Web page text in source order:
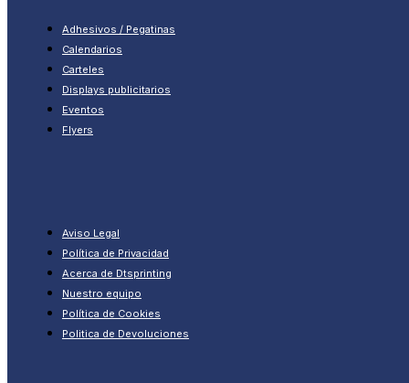
Adhesivos / Pegatinas
Calendarios
Carteles
Displays publicitarios
Eventos
Flyers
Aviso Legal
Política de Privacidad
Acerca de Dtsprinting
Nuestro equipo
Política de Cookies
Politica de Devoluciones